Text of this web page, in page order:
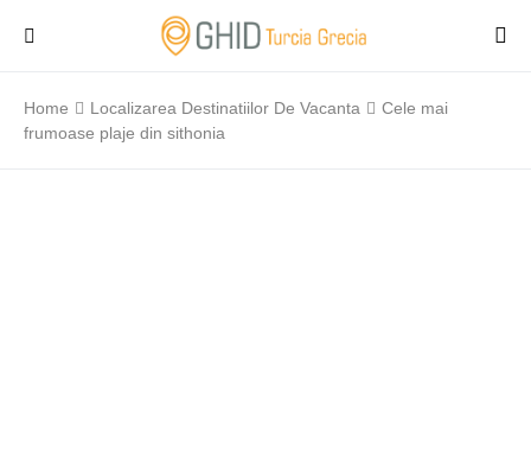
Home Localizarea Destinatiilor De Vacanta
Cele mai
frumoase plaje din sithonia